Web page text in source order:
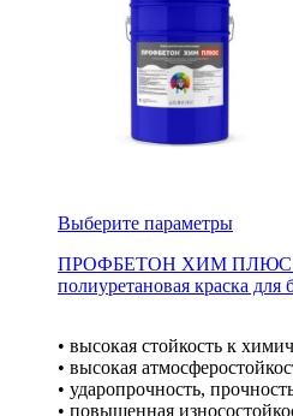
Выберите параметры
ПРОФБЕТОН ХИМ ПЛЮС
полиуретановая краска для
• высокая стойкость к
• высокая
• ударопрочность,
• повышенная